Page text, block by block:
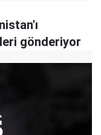
gönderiyor